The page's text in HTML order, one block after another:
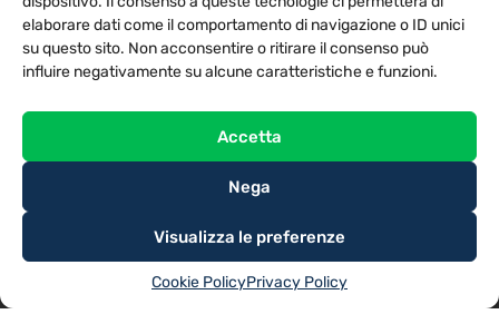
elaborare dati come il comportamento di navigazione o ID unici
su questo sito. Non acconsentire o ritirare il consenso può
influire negativamente su alcune caratteristiche e funzioni.
Accetta
Nega
Visualizza le preferenze
Cookie PolicyPrivacy Policy
TV LIBERA S.P.A.
Via Monteleonese 95/21 – 51100 Pistoia (PT)
Tel. 0573.9136 / Fax 0573.913615